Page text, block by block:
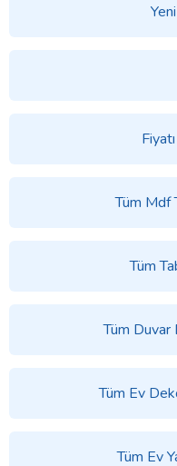
Tüm Mdf
Tüm
Tüm Duvar
Tüm Ev
Tüm Ev